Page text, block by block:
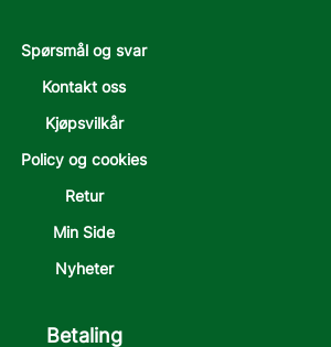
Spørsmål og svar
Kontakt oss
Kjøpsvilkår
Policy og cookies
Retur
Min Side
Nyheter
Betaling